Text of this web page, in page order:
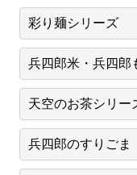
彩り麺シリーズ
兵四郎米・兵四郎
天空のお茶シリー
兵四郎のすりごま